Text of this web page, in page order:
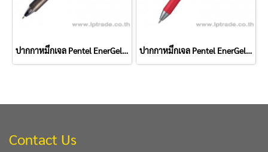
ปากกาหมึกเจล Pentel EnerGel BL-77 0.7 มม. สีดำ ปากกาหมึกเจล Pentel EnerGel BL-77 0.7 มม. สีแดง
Contact Us